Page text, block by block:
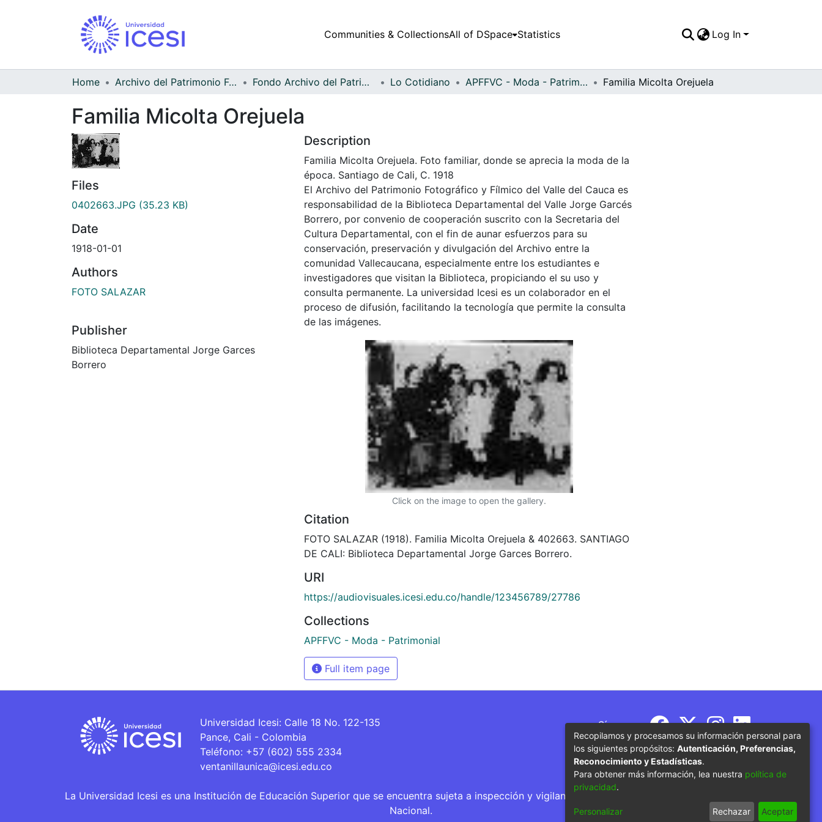
Communities & CollectionsAll of DSpace Statistics Log In
Home Archivo del Patrimonio Fotográfico y Fílmico del Valle del Cauca Fondo Archivo del Patrimonio Fotográfico y Fílmico del Valle del Cauca Lo Cotidiano APFFVC - Moda - Patrimonial Familia Micolta Orejuela
Familia Micolta Orejuela
Files
0402663.JPG (35.23 KB)
Date
1918-01-01
Authors
FOTO SALAZAR
Publisher
Biblioteca Departamental Jorge Garces
Borrero
Description
Familia Micolta Orejuela. Foto familiar, donde se aprecia la moda de la
época. Santiago de Cali, C. 1918
El Archivo del Patrimonio Fotográfico y Fílmico del Valle del Cauca es
responsabilidad de la Biblioteca Departamental del Valle Jorge Garcés
Borrero, por convenio de cooperación suscrito con la Secretaria del
Cultura Departamental, con el fin de aunar esfuerzos para su
conservación, preservación y divulgación del Archivo entre la
comunidad Vallecaucana, especialmente entre los estudiantes e
investigadores que visitan la Biblioteca, propiciando el su uso y
consulta permanente. La universidad Icesi es un colaborador en el
proceso de difusión, facilitando la tecnología que permite la consulta
de las imágenes.
Click on the image to open the gallery.
Citation
FOTO SALAZAR (1918). Familia Micolta Orejuela & 402663. SANTIAGO
DE CALI: Biblioteca Departamental Jorge Garces Borrero.
URI
https://audiovisuales.icesi.edu.co/handle/123456789/27786
Collections
APFFVC - Moda - Patrimonial
Full item page
Universidad Icesi: Calle 18 No. 122-135
Pance, Cali - Colombia
Teléfono: +57 (602) 555 2334
ventanillaunica@icesi.edu.co
Síguenos
La Universidad Icesi es una Institución de Educación Superior que se encuentra sujeta a inspección y vigilancia por parte del Ministerio de Educación
Nacional.
Recopilamos y procesamos su información personal para
los siguientes propósitos: Autenticación, Preferencias,
Reconocimiento y Estadísticas.
Para obtener más información, lea nuestra política de
privacidad.
Personalizar Rechazar Aceptar